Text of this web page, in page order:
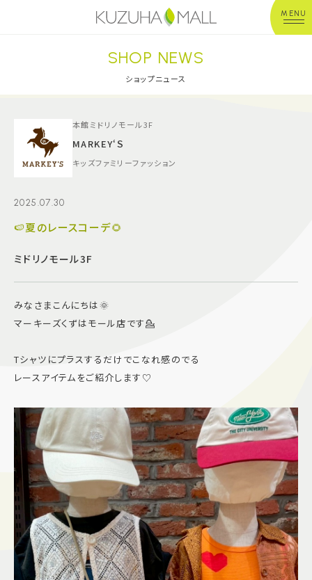
MENU
年中無休平 日：10:00~20:00
※店舗により異なる
ショップガイド
グルメ＆フード
施設案内
アクセス＆駐車場
よくあるご質問
スタッフ募集
サイトマップ
プライバシーポリシー
Follow US
SHOP NEWS
ショップニュース
本館ミドリノモール3F
MARKEY‘Ｓ
キッズファミリーファッション
2025.07.30
🍉夏のレースコーデ🌻
ミドリノモール3F
みなさまこんにちは🌞
マーキーズくずはモール店です💁
Tシャツにプラスするだけでこなれ感のでる
レースアイテムをご紹介します♡